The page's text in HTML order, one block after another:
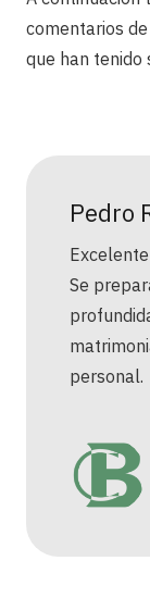
comentarios
que han tenido
Pedro
Se
personal.